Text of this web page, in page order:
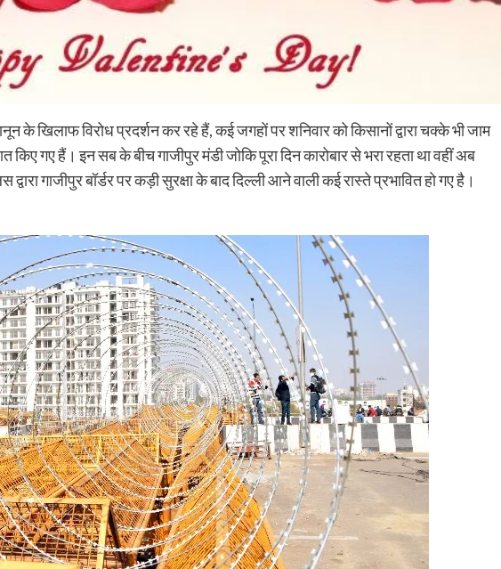
के खिलाफ विरोध प्रदर्शन कर रहे हैं, कई जगहों पर शनिवार को किसानों द्वारा चक्के भी जाम
किए गए हैं। इन सब के बीच गाजीपुर मंडी जोकि पूरा दिन कारोबार से भरा रहता था वहीं अब
गाजीपुर बॉर्डर पर कड़ी सुरक्षा के बाद दिल्ली आने वाली कई रास्ते प्रभावित हो गए है।